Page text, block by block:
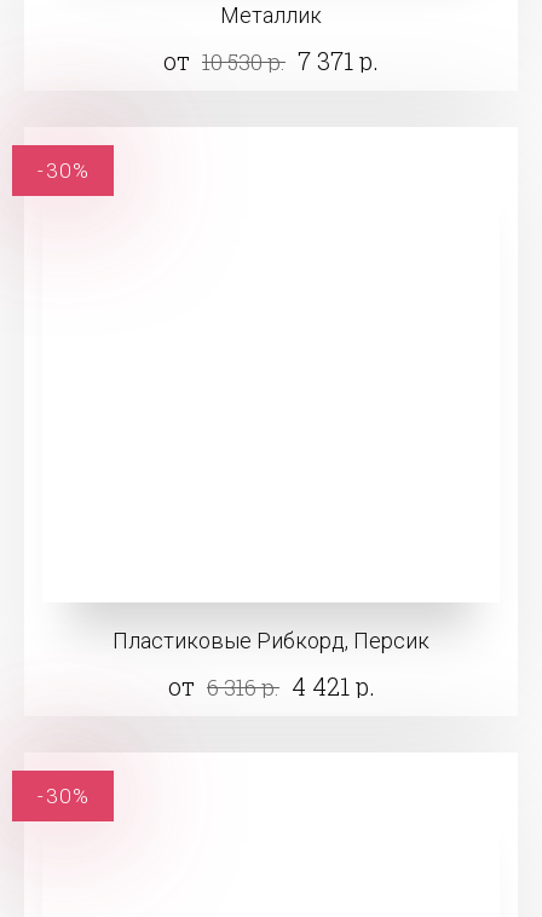
Металлик
от 10 530 р. 7 371 р.
Пластиковые Рибкорд, Персик
от 6 316 р. 4 421 р.
-30%
-30%